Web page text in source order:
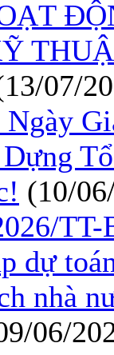
07/
(10/
dự
nhà
06/